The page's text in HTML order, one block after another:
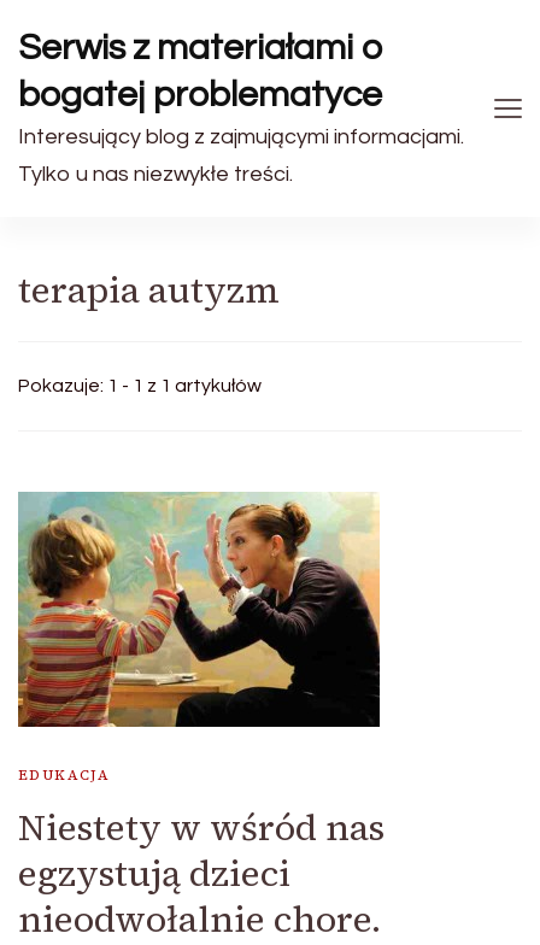
Serwis z materiałami o
bogatej problematyce
Interesujący blog z zajmującymi informacjami.
Tylko u nas niezwykłe treści.
terapia autyzm
Pokazuje: 1 - 1 z 1 artykułów
EDUKACJA
Niestety w wśród nas
egzystują dzieci
nieodwołalnie chore.